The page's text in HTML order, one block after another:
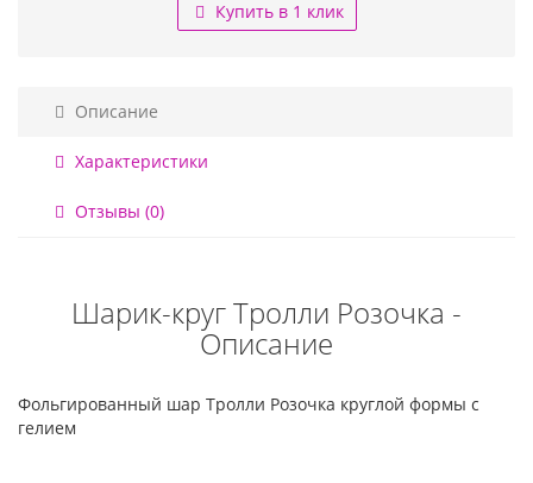
Купить в 1 клик
Описание
Характеристики
Отзывы (0)
Шарик-круг Тролли Розочка -
Описание
Фольгированный шар Тролли Розочка круглой формы с
гелием